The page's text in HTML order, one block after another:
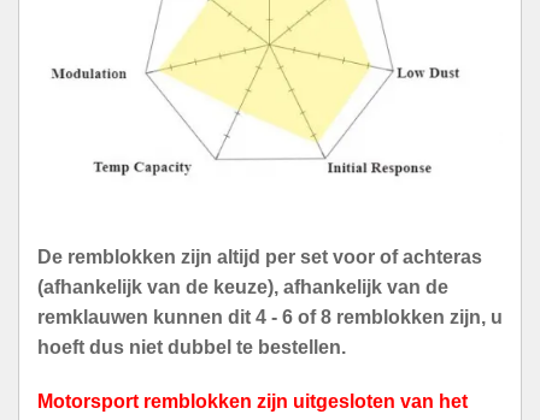
De remblokken zijn altijd per set voor of achteras
(afhankelijk van de keuze), afhankelijk van de
remklauwen kunnen dit 4 - 6 of 8 remblokken zijn, u
hoeft dus niet dubbel te bestellen.
Motorsport remblokken zijn uitgesloten van het